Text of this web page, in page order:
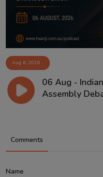
Aug 6, 2026
06 Aug -
Assembly
Comments
Name